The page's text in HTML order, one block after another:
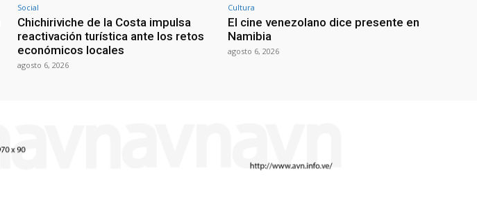
Social
Chichiriviche de la Costa impulsa
reactivación turística ante los retos
económicos locales
agosto 6, 2026
Cultura
El cine venezolano dice presente en
Namibia
agosto 6, 2026